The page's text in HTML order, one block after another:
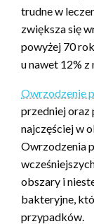
trudne w
zwiększa się
powyżej 70
u nawet 12% z
Owrzodzenie
przedniej oraz
najczęściej w
Owrzodzenia
obszary i
bakteryjne,
przypadków.